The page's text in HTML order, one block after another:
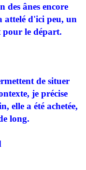
des ânes encore
attelé d'ici peu, un
pour le départ.
de situer
je précise
elle a été achetée,
long.